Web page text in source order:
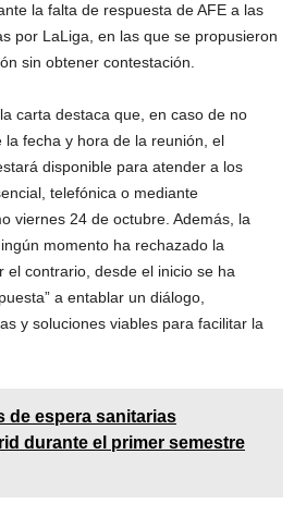
la falta de respuesta de AFE a las
por LaLiga, en las que se propusieron
sin obtener contestación.
carta destaca que, en caso de no
fecha y hora de la reunión, el
disponible para atender a los
telefónica o mediante
viernes 24 de octubre. Además, la
momento ha rechazado la
el contrario, desde el inicio se ha
a entablar un diálogo,
y soluciones viables para facilitar la
de espera sanitarias
durante el primer semestre